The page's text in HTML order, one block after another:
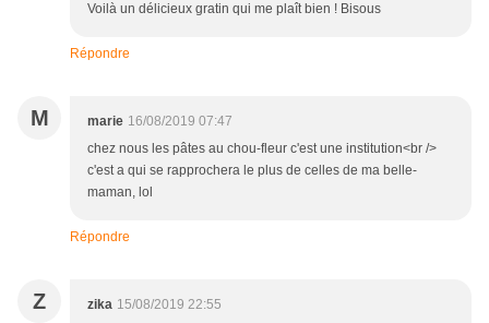
Voilà un délicieux gratin qui me plaît bien ! Bisous
Répondre
M marie 16/08/2019 07:47
chez nous les pâtes au chou-fleur c'est une institution<br />
c'est a qui se rapprochera le plus de celles de ma belle-
maman, lol
Répondre
Z zika 15/08/2019 22:55